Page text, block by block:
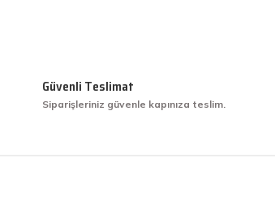
Güvenli Teslimat
Siparişleriniz güvenle kapınıza teslim.